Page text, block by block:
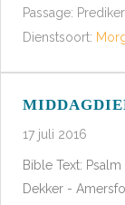
Passage:
Dienstsoort:
17 juli 2016
Bible Text: Psalm
Dekker -